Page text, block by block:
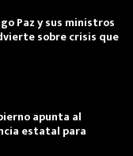
Paz y sus ministros
sobre crisis que
apunta al
estatal para